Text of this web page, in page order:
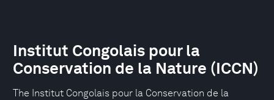
Institut Congolais pour la
Conservation de la Nature (ICCN)
The Institut Congolais pour la Conservation de la